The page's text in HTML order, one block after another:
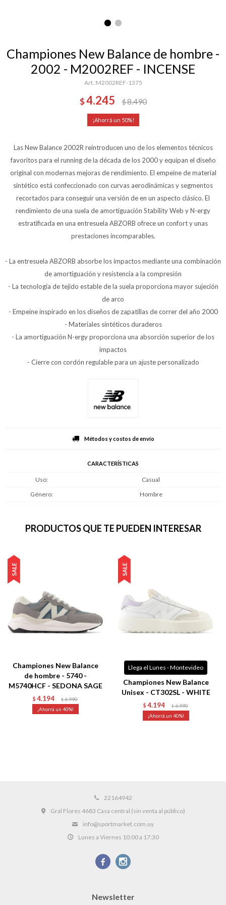
Championes New Balance de hombre -
2002 - M2002REF - INCENSE
M2002REF-1375
$4.245 $8.490
50
Las New Balance 2002R reintroducen uno de los elementos técnicos
favoritos para el running de la década de los 2000 y equipan el diseño
original con modernas mejoras de rendimiento. El empeine de material
sintético está confeccionado con curvas aerodinámicas y segmentos
recortados para conseguir una versión de en un aspecto clásico. El
rendimiento de una suela de amortiguación Stability Web y N-ergy
estratificada en una entresuela ABZORB ofrece un confort y unas
prestaciones incomparables.
- La entresuela ABZORB absorbe los impactos mediante una combinación
de amortiguación y resistencia a la compresión
- La tecnología de tejido estable de la suela proporciona mayor sujeción
de arco
- Empeine inspirado en los diseños de zapatillas de correr del año 2000
- Materiales sintéticos duraderos
- La amortiguación N-ergy proporciona una absorción superior de los
impactos
- Cierre con cordón regulable para un ajuste personalizado
Métodos y costos de envío
CARACTERÍSTICAS
Uso
Casual
Género
Hombre
PRODUCTOS QUE TE PUEDEN INTERESAR
Championes New Balance
de hombre - 5740 -
M5740HCF - SEDONA SAGE
$ 4.194 $ 6.990
40
Llega el Lunes - Montevideo
Championes New Balance
Unisex - CT302SL - WHITE
$ 4.194 $ 6.990
40
22164942
Gral Flores 4683 Casa central (sin venta al público)
info@sportmarket.com.uy
Lunes a Viernes 10:00 a 17:30
 
Newsletter